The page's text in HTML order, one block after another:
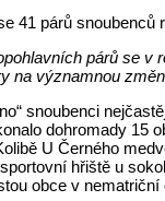
41 párů
párů se
na významnou
snoubenci
dohromady 15
U Černého
hřiště u
obce v